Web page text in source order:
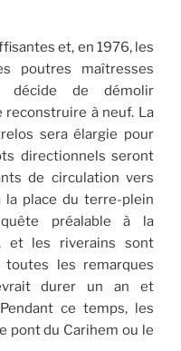
et, en 1976, les
poutres maîtresses
décide de démolir
à neuf. La
sera élargie pour
directionnels seront
de circulation vers
la place du terre-plein
préalable à la
et les riverains sont
les remarques
durer un an et
ce temps, les
pont du Carihem ou le